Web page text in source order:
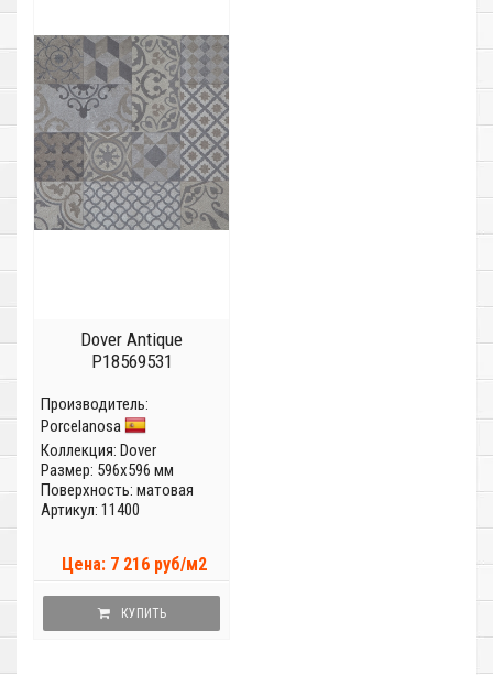
Dover Antique
P18569531
Производитель:
Porcelanosa
Коллекция: Dover
Размер: 596x596 мм
Поверхность: матовая
Артикул: 11400
Цена: 7 216 руб/м2
КУПИТЬ